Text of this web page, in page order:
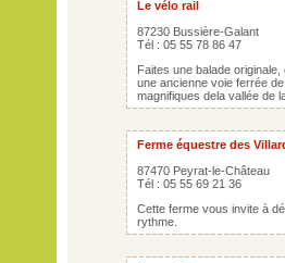
Le vélo rail
87230 Bussière-Galant
Tél : 05 55 78 86 47
Faites une balade
une ancienne voie ferrée
magnifiques dela vallée de
Ferme équestre des
87470 Peyrat-le-Château
Tél : 05 55 69 21 36
Cette ferme vous invite à
rythme.